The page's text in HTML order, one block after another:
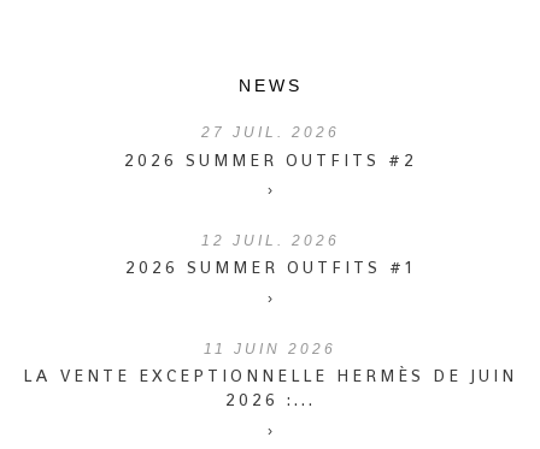
NEWS
27 JUIL. 2026
2026 SUMMER OUTFITS #2
›
12 JUIL. 2026
2026 SUMMER OUTFITS #1
›
11 JUIN 2026
LA VENTE EXCEPTIONNELLE HERMÈS DE JUIN
2026 :...
›